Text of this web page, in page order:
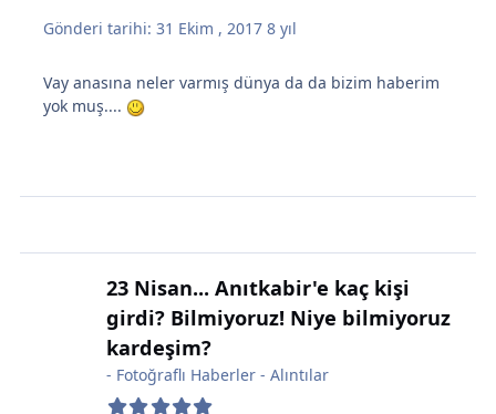
Gönderi tarihi:31 Ekim , 20178 yıl
Vay anasına neler varmış dünya da da bizim haberim
yok muş....
23 Nisan... Anıtkabir'e kaç kişi
girdi? Bilmiyoruz! Niye bilmiyoruz
kardeşim?
- Fotoğraflı Haberler - Alıntılar